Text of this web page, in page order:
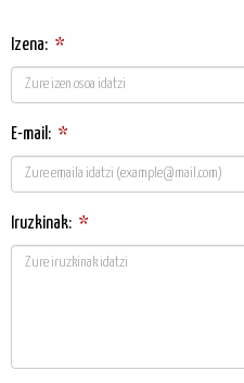
Izena: *
E-mail: *
Iruzkinak: *